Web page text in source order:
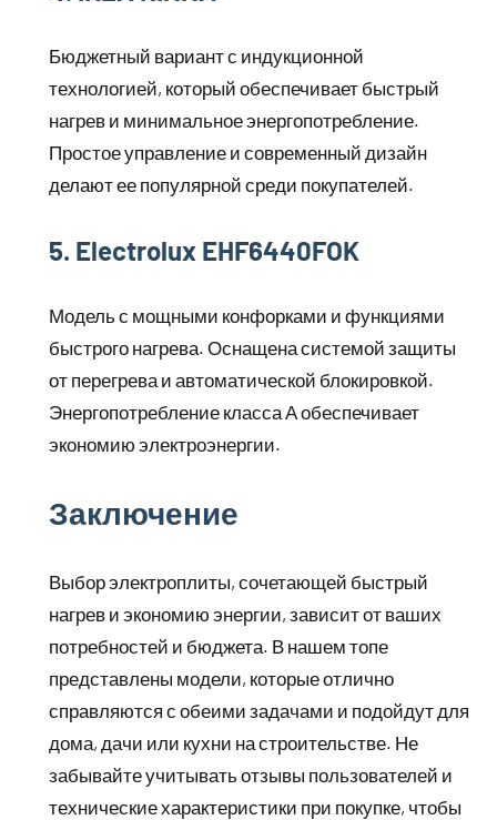
Бюджетный вариант с индукционной
технологией, который обеспечивает быстрый
нагрев и минимальное энергопотребление.
Простое управление и современный дизайн
делают ее популярной среди покупателей.
5. Electrolux EHF6440FOK
Модель с мощными конфорками и функциями
быстрого нагрева. Оснащена системой защиты
от перегрева и автоматической блокировкой.
Энергопотребление класса А обеспечивает
экономию электроэнергии.
Заключение
Выбор электроплиты, сочетающей быстрый
нагрев и экономию энергии, зависит от ваших
потребностей и бюджета. В нашем топе
представлены модели, которые отлично
справляются с обеими задачами и подойдут для
дома, дачи или кухни на строительстве. Не
забывайте учитывать отзывы пользователей и
технические характеристики при покупке, чтобы